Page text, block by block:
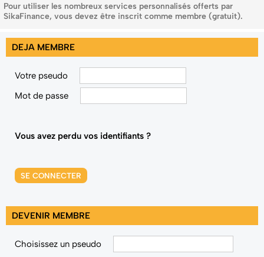
Pour utiliser les nombreux services personnalisés offerts par
SikaFinance, vous devez être inscrit comme membre (gratuit).
DEJA MEMBRE
Votre pseudo
Mot de passe
Vous avez perdu vos identifiants ?
SE CONNECTER
DEVENIR MEMBRE
Choisissez un pseudo